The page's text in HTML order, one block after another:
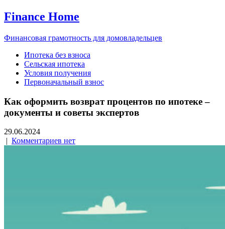
Finance Home
Финансовая грамотность для домовладельцев
Ипотека без взноса
Сельская ипотека
Условия получения
Первоначальный взнос
Как оформить возврат процентов по ипотеке –
документы и советы экспертов
29.06.2024
| Комментариев нет